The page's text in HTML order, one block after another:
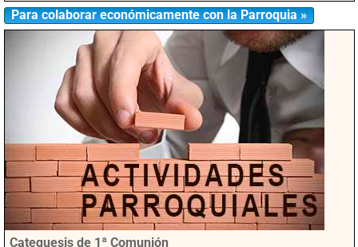
Para colaborar económicamente con la Parroquia »
Catequesis de 1ª Comunión